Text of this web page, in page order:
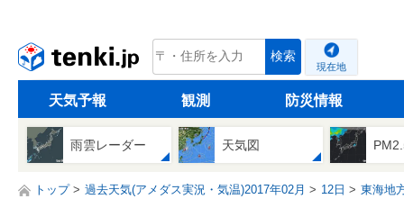
tenki.jp 検索
現在地
天気予報 観測 防災情報
雨雲レーダー 天気図
トップ 過去天気(アメダス実況・気温)2017年02月 12日 東海地